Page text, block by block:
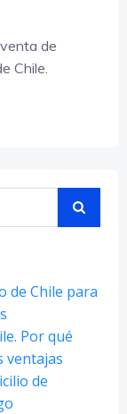
de
Chile.
de Chile para
Por qué
ventajas
de